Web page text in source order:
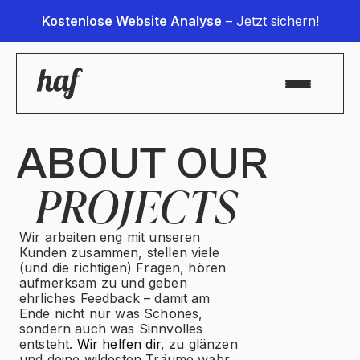
Kostenlose Website Analyse – Jetzt sichern!
ABOUT OUR
PROJECTS
Wir arbeiten eng mit unseren
Kunden zusammen, stellen viele
(und die richtigen) Fragen, hören
aufmerksam zu und geben
ehrliches Feedback – damit am
Ende nicht nur was Schönes,
sondern auch was Sinnvolles
entsteht. Wir helfen dir, zu glänzen